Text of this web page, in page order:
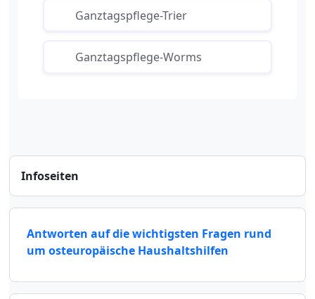
Ganztagspflege-Trier
Ganztagspflege-Worms
Infoseiten
Antworten auf die wichtigsten Fragen rund
um osteuropäische Haushaltshilfen